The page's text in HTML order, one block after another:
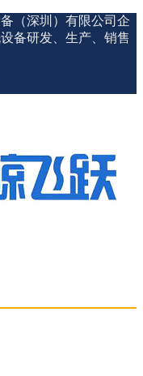
（深圳）有限公司企
备研发、生产、销售